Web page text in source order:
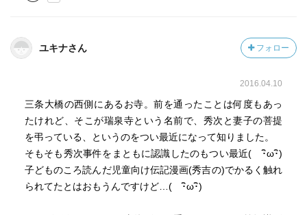
ユキナさん フォロー
2016.04.10
三条大橋の西側にあるお寺。前を通ったことは何度もあっ
たけれど、そこが瑞泉寺という名前で、秀次と妻子の菩提
を弔っている、というのをつい最近になって知りました。
そもそも秀次事件をまともに認識したのもつい最近( ･ิω･ิ)
子どものころ読んだ児童向け伝記漫画(秀吉の)でかるく触れ
られてたとはおもうんですけど…( ･ิω･ิ)